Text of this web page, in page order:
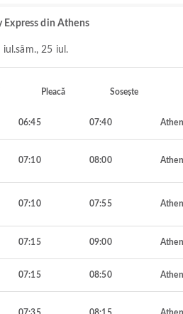
din Athens
iul.sâm., 25 iul.
Pleacă Sosește
06:45 07:40
07:10 08:00
07:10 07:55
07:15 09:00
07:15 08:50